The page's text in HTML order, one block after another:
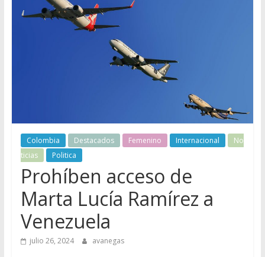
Colombia Destacados Femenino Internacional
No
ticias
Politica
Prohíben acceso de
Marta Lucía Ramírez a
Venezuela
julio 26, 2024 avanegas